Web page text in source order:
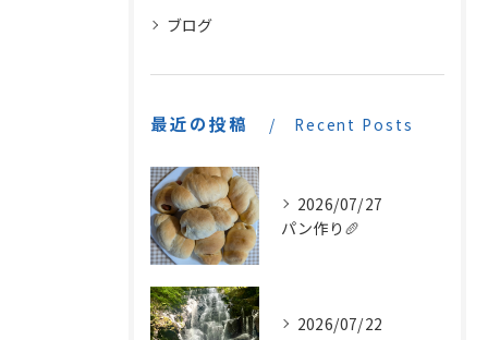
ブログ
最近の投稿 Recent Posts
2026/07/27
パン作り🥖
2026/07/22